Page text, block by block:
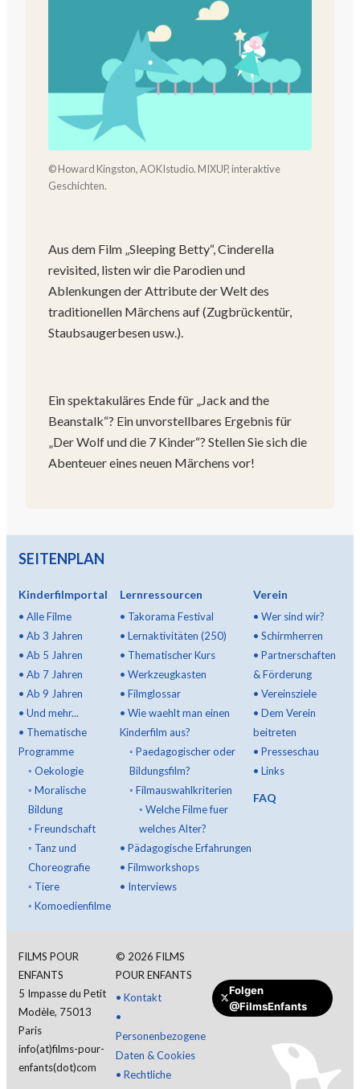
© Howard Kingston, AOKIstudio. MIXUP, interaktive
Geschichten.
Aus dem Film „Sleeping Betty“, Cinderella
revisited, listen wir die Parodien und
Ablenkungen der Attribute der Welt des
traditionellen Märchens auf (Zugbrückentür,
Staubsaugerbesen usw.).
Ein spektakuläres Ende für „Jack and the
Beanstalk“? Ein unvorstellbares Ergebnis für
„Der Wolf und die 7 Kinder“? Stellen Sie sich die
Abenteuer eines neuen Märchens vor!
SEITENPLAN
Kinderfilmportal
• Alle Filme
• Ab 3 Jahren
• Ab 5 Jahren
• Ab 7 Jahren
• Ab 9 Jahren
• Und mehr...
• Thematische
Programme
◦ Oekologie
◦ Moralische
Bildung
◦ Freundschaft
◦ Tanz und
Choreografie
◦ Tiere
◦ Komoedienfilme
Lernressourcen
• Takorama Festival
• Lernaktivitäten (250)
• Thematischer Kurs
• Werkzeugkasten
• Filmglossar
• Wie waehlt man einen
Kinderfilm aus?
◦ Paedagogischer oder
Bildungsfilm?
◦ Filmauswahlkriterien
◦ Welche Filme fuer
welches Alter?
• Pädagogische Erfahrungen
• Filmworkshops
• Interviews
Verein
•Wer sind wir?
•Schirmherren
•Partnerschaften
& Förderung
•Vereinsziele
•Dem Verein
beitreten
•Presseschau
•Links
FAQ
FILMS POUR
ENFANTS
5 Impasse du Petit
Modèle, 75013
Paris
info(at)films-pour-
enfants(dot)com
© 2026 FILMS
POUR ENFANTS
• Kontakt
•
Personenbezogene
Daten & Cookies
• Rechtliche
Folgen
@FilmsEnfants